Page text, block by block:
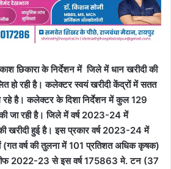
छिकारा के निर्देशन में जिले में धान खरीदी की
हो रही है। कलेक्टर स्वयं खरीदी केंद्रों में सतत
रहे है। कलेक्टर के दिशा निर्देशन में कुल 129
जा रही है। जिले में वर्ष 2023-24 में
खरीदी हुई है। इस प्रकार वर्ष 2023-24 में
वर्ष की तुलना में 101 प्रतिशत अधिक कृषक)
2022-23 से इस वर्ष 175863 मे. टन (37